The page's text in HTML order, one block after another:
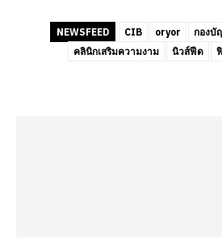
NEWSFEED CIB oryor
กองบั
คลินิกเสริมความงาม
นิวส์ฟีด